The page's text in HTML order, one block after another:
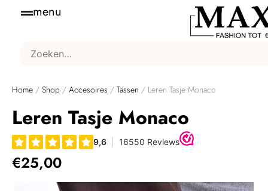
menu
Home / Shop / Accesoires / Tassen / Leren Tasje Monaco
Leren Tasje Monaco
€25,00